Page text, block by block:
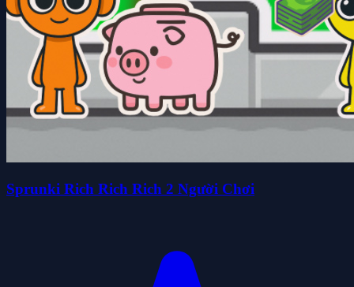
Sprunki Rich Rich Rich 2 Người Chơi